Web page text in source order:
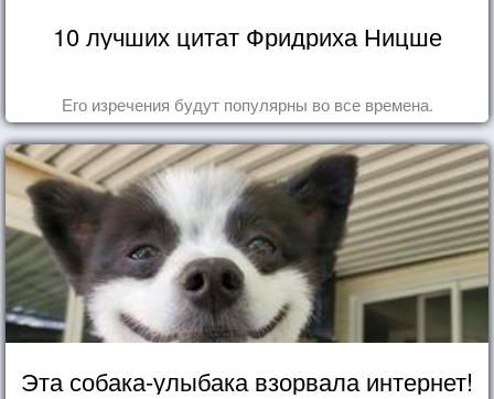
10 лучших цитат Фридриха Ницше
Его изречения будут популярны во все времена.
Эта собака-улыбака взорвала интернет!